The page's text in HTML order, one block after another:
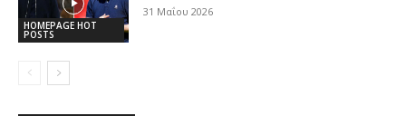
HOMEPAGE HOT
POSTS
31 Μαΐου 2026